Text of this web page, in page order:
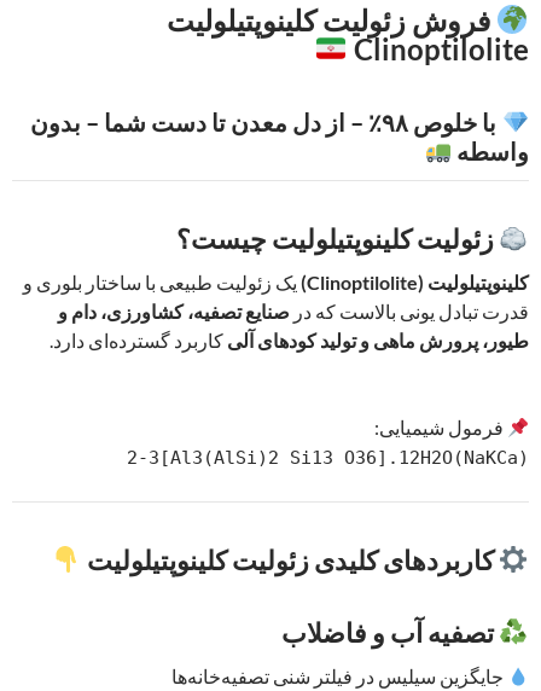
فروش زئولیت کلینوپتیلولیت
Clinoptilolite
با خلوص ۹۸٪ – از دل معدن تا دست شما – بدون
واسطه
زئولیت کلینوپتیلولیت چیست؟
کلینوپتیلولیت (Clinoptilolite)
یک زئولیت طبیعی با ساختار بلوری و
قدرت تبادل یونی بالاست که در صنایع تصفیه، کشاورزی، دام و
طیور، پرورش ماهی و تولید کودهای آلی کاربرد گسترده‌ای دارد.
فرمول شیمیایی:
(NaKCa)2-3[Al3(AlSi)2 Si13 O36].12H2O
کاربردهای کلیدی زئولیت کلینوپتیلولیت
تصفیه آب و فاضلاب
جایگزین سیلیس در فیلتر شنی تصفیه‌خانه‌ها